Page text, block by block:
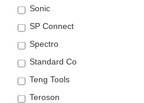
Sonic
SP Connect
Spectro
Standard Co
Teng Tools
Teroson